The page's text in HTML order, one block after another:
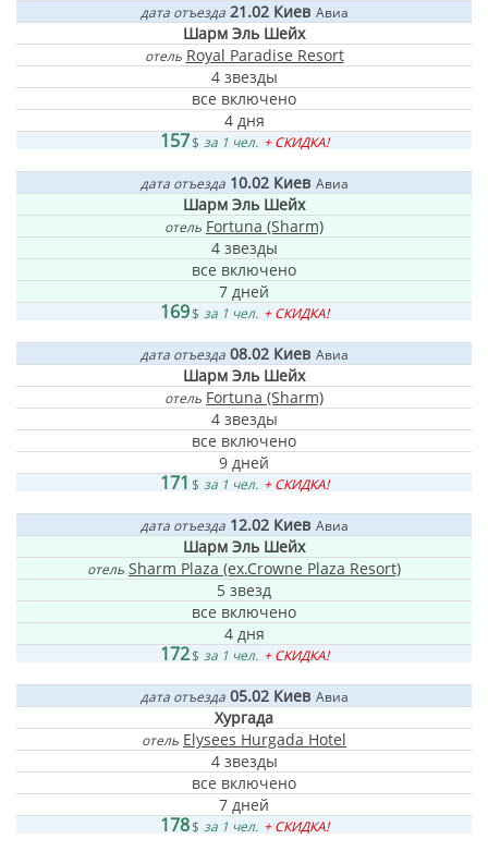
дата отъезда 21.02Киев Авиа
Шарм Эль Шейх
отель Royal Paradise Resort
4 звезды
все включено
4 дня
157$ за 1 чел. + СКИДКА!
дата отъезда 10.02Киев Авиа
Шарм Эль Шейх
отель Fortuna (Sharm)
4 звезды
все включено
7 дней
169$ за 1 чел. + СКИДКА!
дата отъезда 08.02Киев Авиа
Шарм Эль Шейх
отель Fortuna (Sharm)
4 звезды
все включено
9 дней
171 $ за 1 чел. + СКИДКА!
дата отъезда 12.02Киев Авиа
Шарм Эль Шейх
отель Sharm Plaza (ex.Crowne Plaza Resort)
5 звезд
все включено
4 дня
172$ за 1 чел. + СКИДКА!
дата отъезда 05.02Киев Авиа
Хургада
отель Elysees Hurgada Hotel
4 звезды
все включено
7 дней
178$ за 1 чел. + СКИДКА!